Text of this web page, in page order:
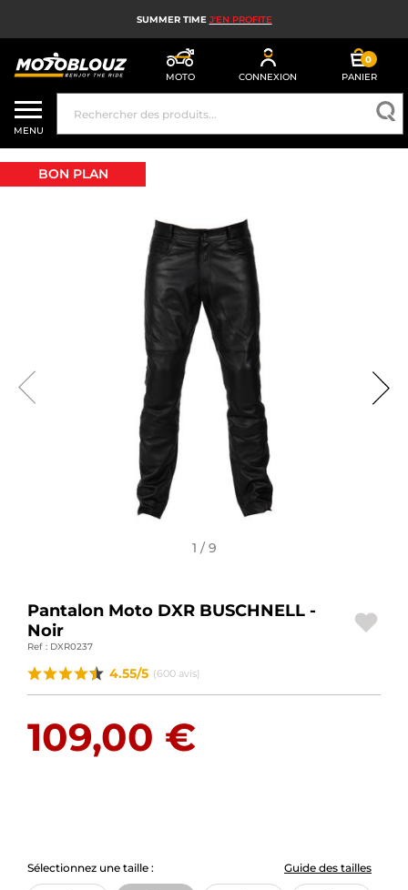
SUMMER TIME J'EN PROFITE
MOTO CONNEXION
0
PANIER
CASQUE MOTO
ÉQUIPEMENT MOTO HOMME
MX, ENDURO ET TRIAL
HIGH TECH MOTO
AIRBAG MOTO
PIÈCES MOTO ET OUTILLAGE
ACCESSOIRES MOTO
BAGAGERIE MOTO
PNEUS MOTO
SPORTSWEAR
BONS PLANS ET PROMO
MARQUES
NOUS CONTACTER
MENU
BON PLAN
1 / 9
Pantalon Moto DXR BUSCHNELL -
Noir
Ref : DXR0237
4.55/5 (600 avis)
109,00 €
Sélectionnez une taille : Guide des tailles